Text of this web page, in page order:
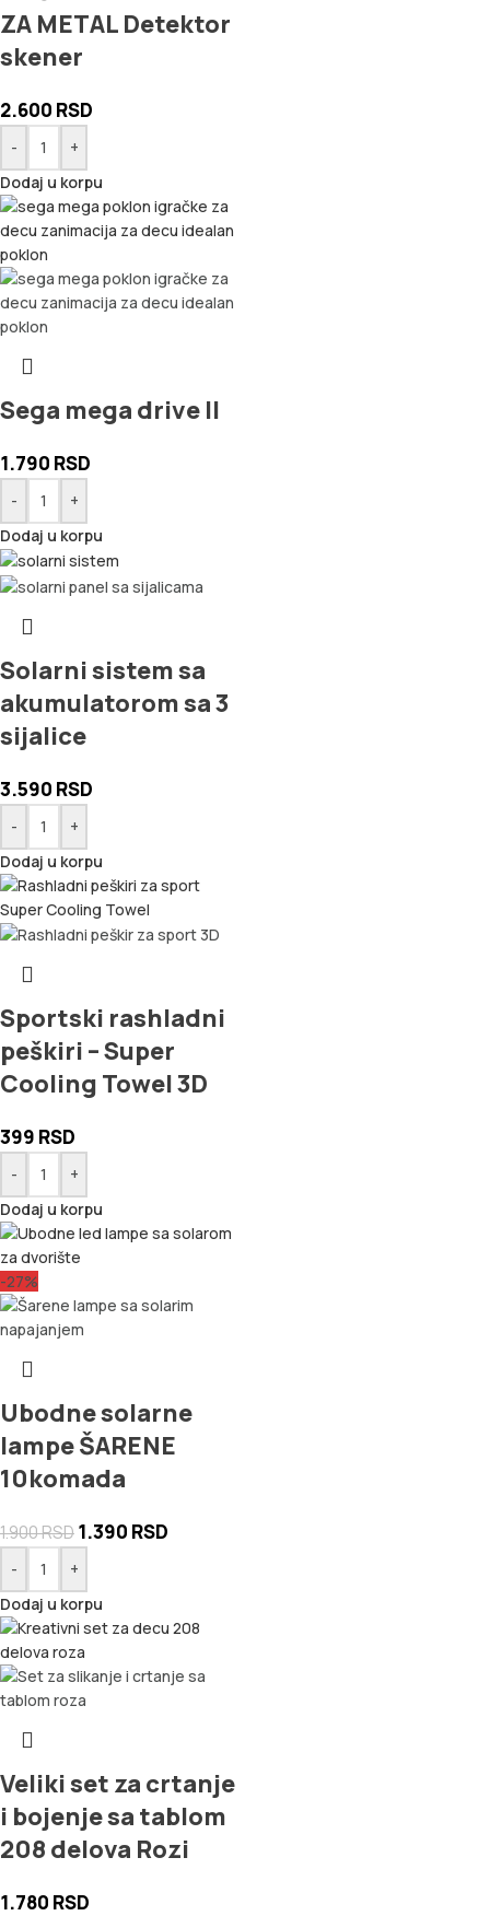
ZA METAL Detektor
skener
2.600 RSD
-
+
Dodaj u korpu
Sega mega drive II
1.790 RSD
-
+
Dodaj u korpu
Solarni sistem sa
akumulatorom sa 3
sijalice
3.590 RSD
-
+
Dodaj u korpu
Sportski rashladni
peškiri – Super
Cooling Towel 3D
399 RSD
-
+
Dodaj u korpu
-27%
Ubodne solarne
lampe ŠARENE
10komada
1.900RSD1.390 RSD
-
+
Dodaj u korpu
Veliki set za crtanje
i bojenje sa tablom
208 delova Rozi
1.780 RSD